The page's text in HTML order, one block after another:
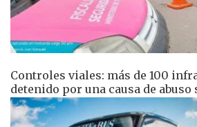
Controles viales: más de 100
detenido por una causa de abuso